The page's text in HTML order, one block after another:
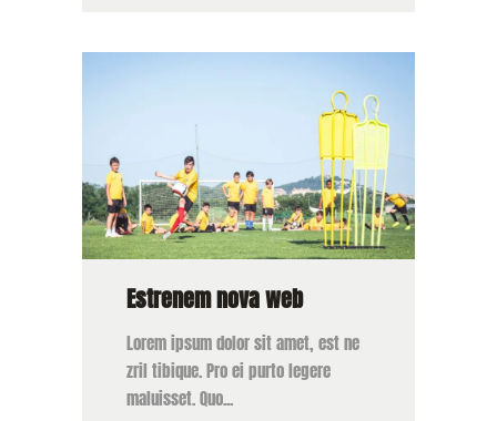
Estrenem nova web
Lorem ipsum dolor sit amet, est ne
zril tibique. Pro ei purto legere
maluisset. Quo...